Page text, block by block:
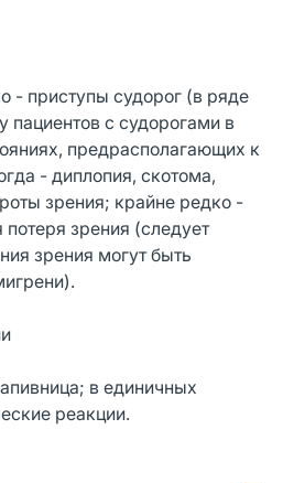
- приступы судорог (в ряде
пациентов с судорогами в
предрасполагающих к
- диплопия, скотома,
зрения; крайне редко -
зрения (следует
зрения могут быть
в единичных
реакции.